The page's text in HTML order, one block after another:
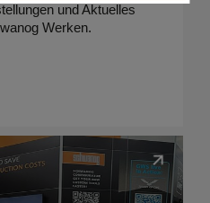
und Aktuelles
Werken.